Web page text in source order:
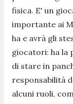
fisica. E' un
importante ai
ha e avrà gli
giocatori: ha la
di stare in
responsabilità
alcuni ruoli,